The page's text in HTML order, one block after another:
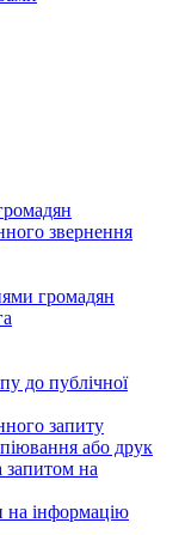
звернення
громадян
до публічної
запиту
або друк
запитом на
на інформацію